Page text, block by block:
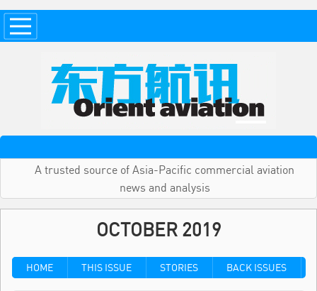
A trusted source of Asia-Pacific commercial aviation
news and analysis
OCTOBER 2019
HOME THIS ISSUE STORIES BACK ISSUES